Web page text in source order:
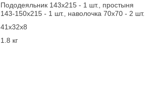
Пододеяльник 143х215 - 1 шт., простыня
143-150х215 - 1 шт., наволочка 70х70 - 2 шт.
41х32х8
1.8 кг